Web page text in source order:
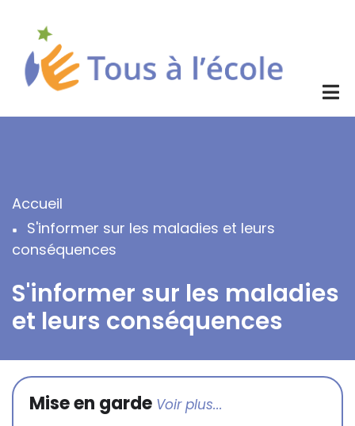
contenu
principal
Fil
d'Ariane
Accueil
S'informer sur les maladies et leurs
conséquences
S'informer sur les maladies
et leurs conséquences
Mise en garde